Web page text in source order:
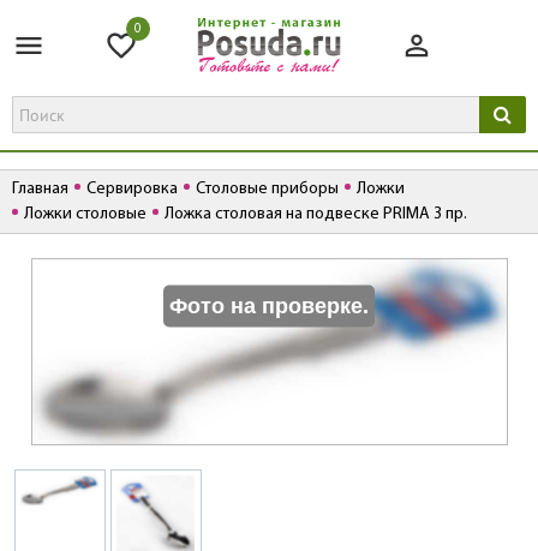
0
Главная Сервировка Столовые приборы
Ложки
Ложки столовые
Ложка столовая на подвеске PRIMA 3 пр.
Фото на проверке.